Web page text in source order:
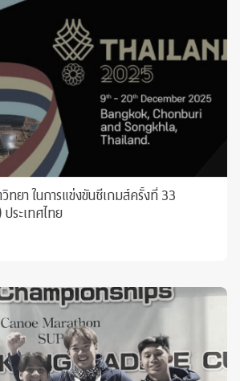
ยา ในการแข่งขันซีเกมส์ครั้งที่ 33
ประเทศไทย